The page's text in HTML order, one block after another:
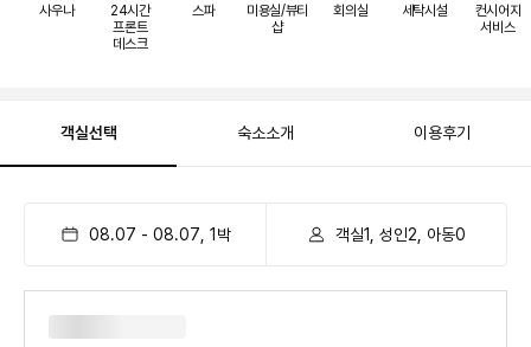
사우나
24시간
프론트
데스크
스파
미용실/뷰티
샵
회의실 세탁시설
컨시어지
서비스
객실선택 숙소소개 이용후기
08.07 - 08.07 1 박 객실1, 성인2, 아동0